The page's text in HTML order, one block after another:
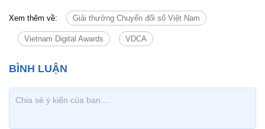
Xem thêm về: Giải thưởng Chuyển đổi số Việt Nam
Vietnam Digital Awards VDCA